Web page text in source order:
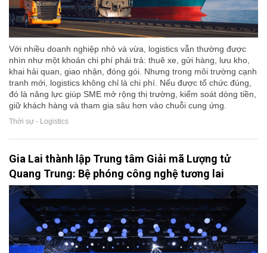
Với nhiều doanh nghiệp nhỏ và vừa, logistics vẫn thường được
nhìn như một khoản chi phí phải trả: thuê xe, gửi hàng, lưu kho,
khai hải quan, giao nhận, đóng gói. Nhưng trong môi trường cạnh
tranh mới, logistics không chỉ là chi phí. Nếu được tổ chức đúng,
đó là năng lực giúp SME mở rộng thị trường, kiểm soát dòng tiền,
giữ khách hàng và tham gia sâu hơn vào chuỗi cung ứng.
Thời sự - Logistics
Gia Lai thành lập Trung tâm Giải mã Lượng tử
Quang Trung: Bệ phóng công nghệ tương lai